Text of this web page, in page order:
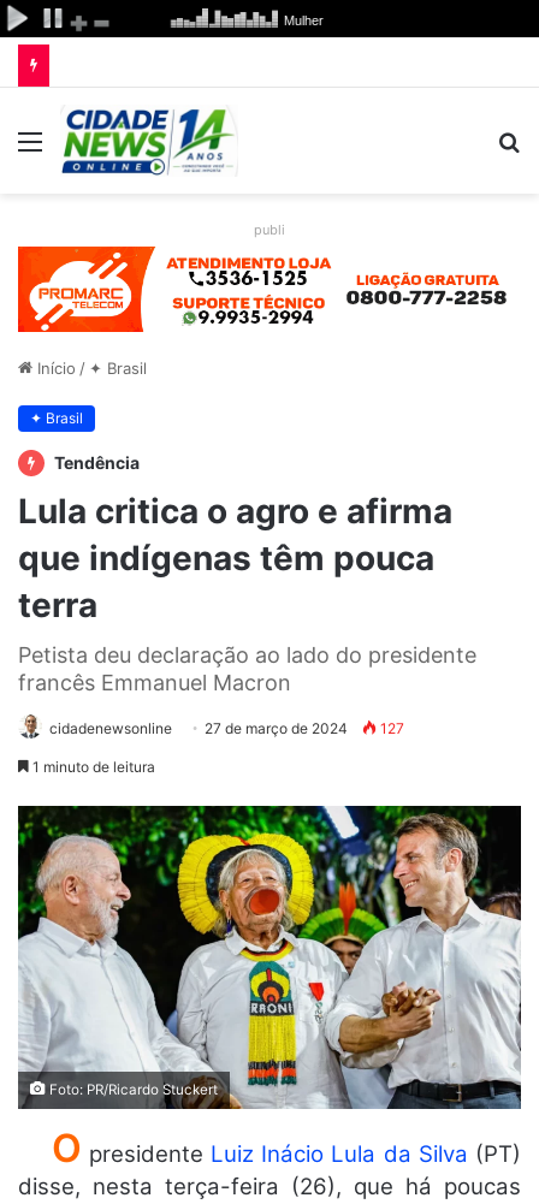
Menu
publi
Início / ✦ Brasil
✦ Brasil
Tendência
Lula critica o agro e afirma
que indígenas têm pouca
terra
Petista deu declaração ao lado do presidente
francês Emmanuel Macron
cidadenewsonline 27 de março de 2024 127
1 minuto de leitura
Foto: PR/Ricardo Stuckert
O presidente Luiz Inácio Lula da Silva (PT)
disse, nesta terça-feira (26), que há poucas